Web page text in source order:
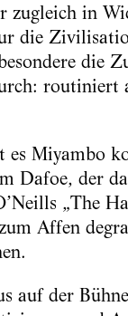
zugleich in
die
die
routiniert
es Miyambo
Dafoe, der
„The
Affen
auf der